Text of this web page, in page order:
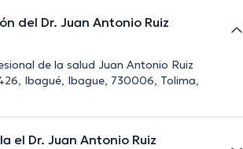
del Dr. Juan Antonio Ruiz
de la salud Juan Antonio Ruiz
Ibagué, Ibague, 730006, Tolima,
el Dr. Juan Antonio Ruiz